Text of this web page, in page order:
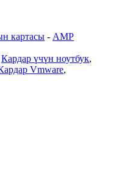
картасы - AMP
Кардар үчүн ноутбук,
Vmware,